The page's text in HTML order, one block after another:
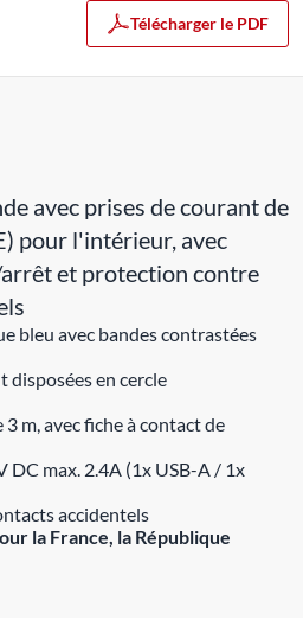
Télécharger le PDF
avec prises de courant de
pour l'intérieur, avec
et protection contre
bleu avec bandes contrastées
disposées en cercle
m, avec fiche à contact de
DC max. 2.4A (1x USB-A / 1x
accidentels
la France, la République